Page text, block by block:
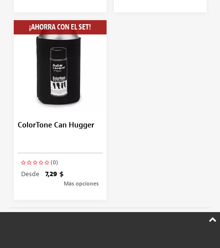
¡AHORRA CON EL SET!
ColorTone Can Hugger
(0)
Desde 7,29 $
Más opciones